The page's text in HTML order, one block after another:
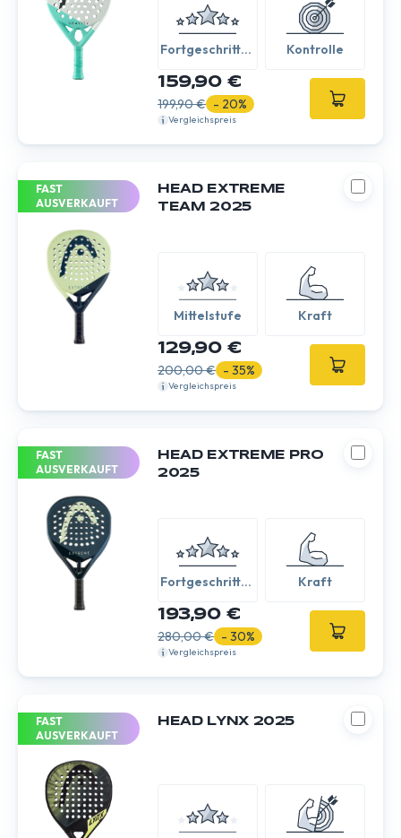
Fortgeschritten
Kontrolle
159,90 €
199,90 € - 20%
Vergleichspreis
FAST
AUSVERKAUFT
HEAD EXTREME
TEAM 2025
Mittelstufe Kraft
129,90 €
200,00 € - 35%
Vergleichspreis
FAST
AUSVERKAUFT
HEAD EXTREME PRO
2025
Fortgeschritten
Kraft
193,90 €
280,00 € - 30%
Vergleichspreis
FAST
AUSVERKAUFT
HEAD LYNX 2025